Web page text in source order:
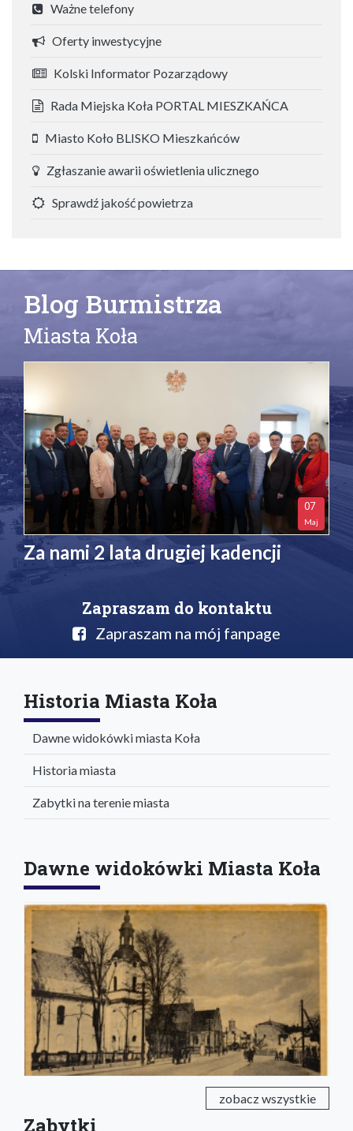
Ważne telefony
Oferty inwestycyjne
Kolski Informator Pozarządowy
Rada Miejska Koła PORTAL MIESZKAŃCA
Miasto Koło BLISKO Mieszkańców
Zgłaszanie awarii oświetlenia ulicznego
Sprawdź jakość powietrza
Blog Burmistrza
Miasta Koła
07
Maj
Za nami 2 lata drugiej kadencji
Zapraszam do kontaktu
Zapraszam na mój fanpage
Historia Miasta Koła
Dawne widokówki miasta Koła
Historia miasta
Zabytki na terenie miasta
Dawne widokówki Miasta Koła
zobacz wszystkie
Zabytki